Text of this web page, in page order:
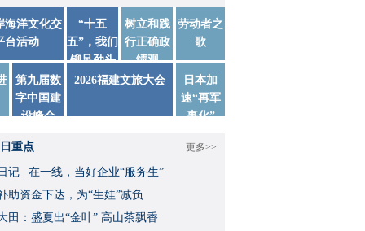
海洋文化交
台活动
“十五
五”，我们
铆足劲头
踏实干
树立和践
行正确政
绩观
劳动者之
歌
第九届数
字中国建
设峰会
2026福建文旅大会
日本加
速“再军
事化”
更多>>
重点
记 | 在一线，当好企业“服务生”
助资金下达，为“生娃”减负
田：盛夏出“金叶” 高山茶飘香